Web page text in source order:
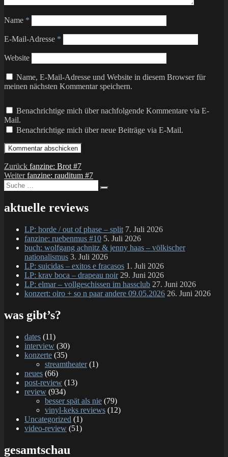
Name *
E-Mail-Adresse *
Website
Name, E-Mail-Adresse und Website in diesem Browser für
meinen nächsten Kommentar speichern.
Benachrichtige mich über nachfolgende Kommentare via E-
Mail.
Benachrichtige mich über neue Beiträge via E-Mail.
Beitragsnavigation
Zurück Vorheriger
Beitrag:
fanzine: Brot #7
Weiter Nächster
fanzine: rauditum #7
Suche
nach:
aktuelle reviews
LP: horde / out of phase – split 7. Juli 2026
fanzine: ruebenmus #10 5. Juli 2026
buch: wolfgang achnitz & jenny haas – völkischer
nationalismus 3. Juli 2026
LP: suicidas – exitos e fracasos 1. Juli 2026
LP: krav boca – drapeau noir 29. Juni 2026
LP: elmar – vollgeschissen im hassclub 27. Juni 2026
konzert: oiro + so n paar andere 09.05.2026 26. Juni 2026
was gibt’s?
dates (11)
interview (30)
konzerte (35)
streamtheater(1)
neues (66)
post-review (13)
review (934)
besser spät als nie (79)
vinyl-keks reviews (12)
Uncategorized (1)
video-review (51)
gesamtschau